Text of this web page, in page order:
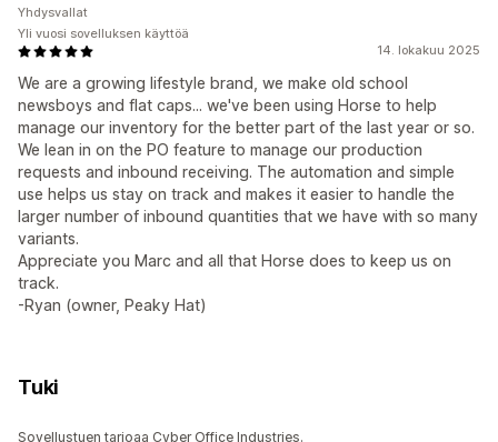
14. lokakuu 2025
We are a growing lifestyle brand, we make old school
newsboys and flat caps... we've been using Horse to help
manage our inventory for the better part of the last year or so.
We lean in on the PO feature to manage our production
requests and inbound receiving. The automation and simple
use helps us stay on track and makes it easier to handle the
larger number of inbound quantities that we have with so many
variants.
Appreciate you Marc and all that Horse does to keep us on
track.
-Ryan (owner, Peaky Hat)
Yhdysvallat
Yli vuosi sovelluksen käyttöä
Tuki
Sovellustuen tarjoaa Cyber Office Industries.